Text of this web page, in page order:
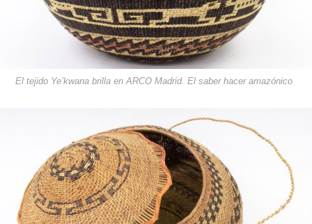
El tejido Ye’kwana brilla en ARCO Madrid. El saber hacer amazónico